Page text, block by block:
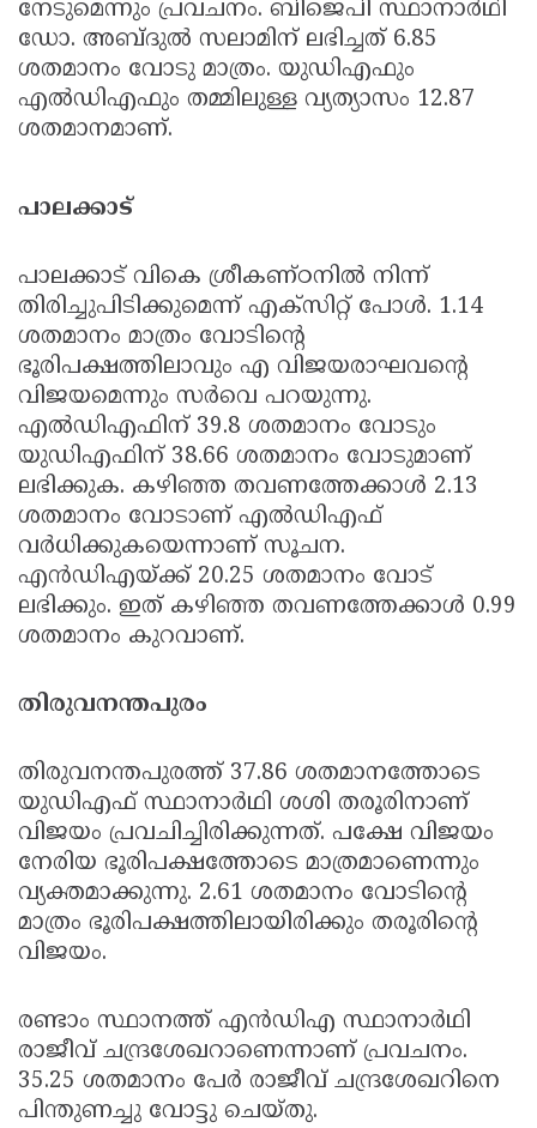
നേടുമെന്നും പ്രവചനം. ബിജെപി സ്ഥാനാര്‍ഥി
ഡോ. അബ്ദുല്‍ സലാമിന് ലഭിച്ചത് 6.85
ശതമാനം വോടു മാത്രം. യുഡിഎഫും
എല്‍ഡിഎഫും തമ്മിലുള്ള വ്യത്യാസം 12.87
ശതമാനമാണ്.
പാലക്കാട്
പാലക്കാട് വികെ ശ്രീകണ്ഠനില്‍ നിന്ന്
തിരിച്ചുപിടിക്കുമെന്ന് എക്‌സിറ്റ് പോള്‍. 1.14
ശതമാനം മാത്രം വോടിന്റെ
ഭൂരിപക്ഷത്തിലാവും എ വിജയരാഘവന്റെ
വിജയമെന്നും സര്‍വെ പറയുന്നു.
എല്‍ഡിഎഫിന് 39.8 ശതമാനം വോടും
യുഡിഎഫിന് 38.66 ശതമാനം വോടുമാണ്
ലഭിക്കുക. കഴിഞ്ഞ തവണത്തേക്കാള്‍ 2.13
ശതമാനം വോടാണ് എല്‍ഡിഎഫ്
വര്‍ധിക്കുകയെന്നാണ് സൂചന.
എന്‍ഡിഎയ്ക്ക് 20.25 ശതമാനം വോട്
ലഭിക്കും. ഇത് കഴിഞ്ഞ തവണത്തേക്കാള്‍ 0.99
ശതമാനം കുറവാണ്.
തിരുവനന്തപുരം
തിരുവനന്തപുരത്ത് 37.86 ശതമാനത്തോടെ
യുഡിഎഫ് സ്ഥാനാര്‍ഥി ശശി തരൂരിനാണ്
വിജയം പ്രവചിച്ചിരിക്കുന്നത്. പക്ഷേ വിജയം
നേരിയ ഭൂരിപക്ഷത്തോടെ മാത്രമാണെന്നും
വ്യക്തമാക്കുന്നു. 2.61 ശതമാനം വോടിന്റെ
മാത്രം ഭൂരിപക്ഷത്തിലായിരിക്കും തരൂരിന്റെ
വിജയം.
രണ്ടാം സ്ഥാനത്ത് എന്‍ഡിഎ സ്ഥാനാര്‍ഥി
രാജീവ് ചന്ദ്രശേഖറാണെന്നാണ് പ്രവചനം.
35.25 ശതമാനം പേര്‍ രാജീവ് ചന്ദ്രശേഖറിനെ
പിന്തുണച്ചു വോട്ടു ചെയ്തു.